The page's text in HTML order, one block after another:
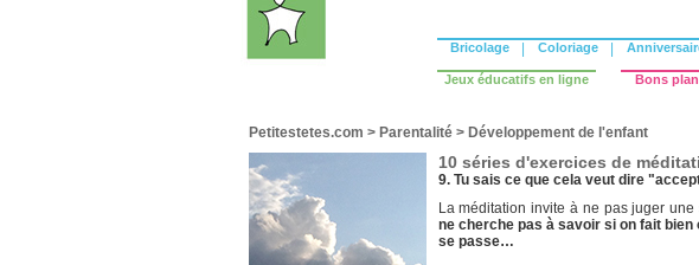
Bricolage Coloriage
Jeux éducatifs en ligne Bons
Petitestetes.com > Parentalité > Développement de l'enfant
10 séries d'exercices de
9. Tu sais ce que cela veut dire
La méditation invite à ne pas juger
ne cherche pas à savoir si on fait
se passe…